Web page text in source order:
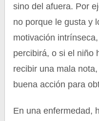
sino del afuera. Por
no porque le gusta y
motivación
percibirá, o si el niño
recibir una mala
buena acción para
En una enfermedad,